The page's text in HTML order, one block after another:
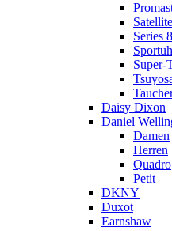
Series 8
Super-
Daisy Dixon
Daniel
Damen
Herren
Quadro
Petit
DKNY
Duxot
Earnshaw